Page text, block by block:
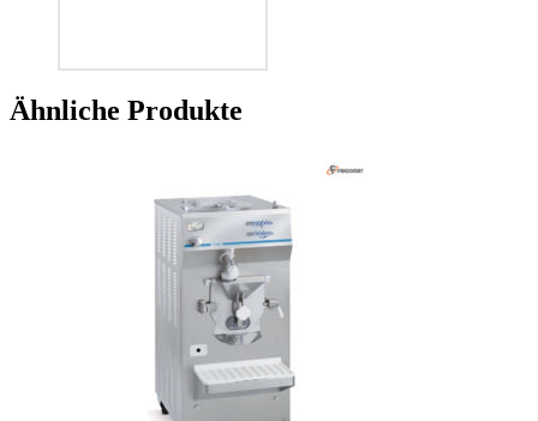
Ähnliche Produkte